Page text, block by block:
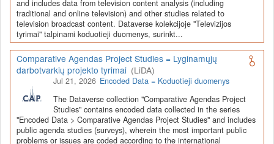
išteklius ir jie publikuojami atskiruose kataloguose pagal tipą:
Apklausų duomenys ,Interviu duomenys,Agreguotieji duomenys
(įskaitant Istorinę statistiką),Tekstiniai duomenys
duomenys(įskaitant Žiniasklaidos tyrimus). Taip pat LiDA
talpinami didelių nacionalinių projektų duomenys (Didelių projektų
duomenys) ir Lietuvos aukštojo mokslo ir studijų bei Lietuvos
valstybės institucijų deponuoti socialinių ir humanitarinių mokslų
duomenų rinkiniai (Kitų institucijų duomenys). Norintiemsišmokti
šia talpykla, surasti ir parsisiųsti duomenis, siūlome
susipažinti suLiDA Dataverse talpyklos naudotojo vadovu.
Depozitoriai, kurie norėtų deponuoti savo duomenis į LiDA
and includes data from television content analysis (including
traditional and online television) and other studies related to
television broadcast content. Dataverse kolekcijoje "Televizijos
tyrimai" talpinami koduotieji duomenys, surinkt...
Comparative Agendas Project Studies = Lyginamųjų
darbotvarkių projekto tyrimai (LiDA)
Jul 21, 2026 Encoded Data = Koduotieji duomenys
The Dataverse collection "Comparative Agendas Project
Studies" contains encoded data collected in the series
"Encoded Data > Comparative Agendas Project Studies" and includes
public agenda studies (surveys), wherein the most important public
problems or issues are coded according to the international